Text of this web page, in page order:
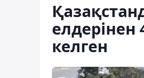
келген